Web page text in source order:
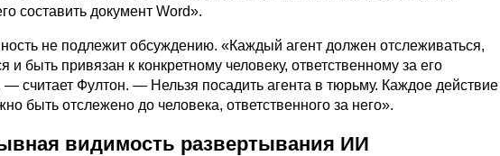
составить документ Word».
не подлежит обсуждению. «Каждый агент должен отслеживаться,
и быть привязан к конкретному человеку, ответственному за его
— считает Фултон. — Нельзя посадить агента в тюрьму. Каждое действие
быть отслежено до человека, ответственного за него».
видимость развертывания ИИ